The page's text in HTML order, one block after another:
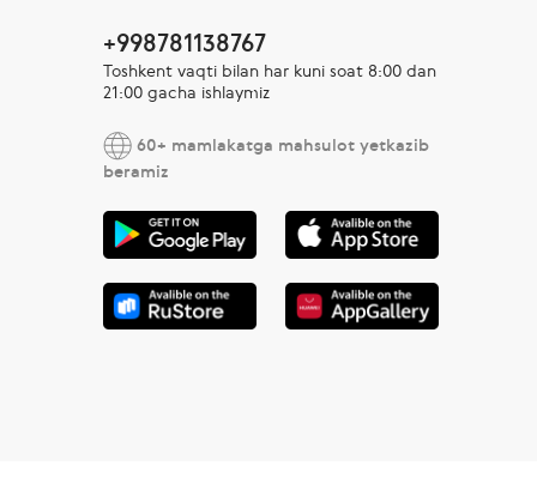
+998781138767
Toshkent vaqti bilan har kuni soat 8:00 dan
21:00 gacha ishlaymiz
60+ mamlakatga mahsulot yetkazib
beramiz